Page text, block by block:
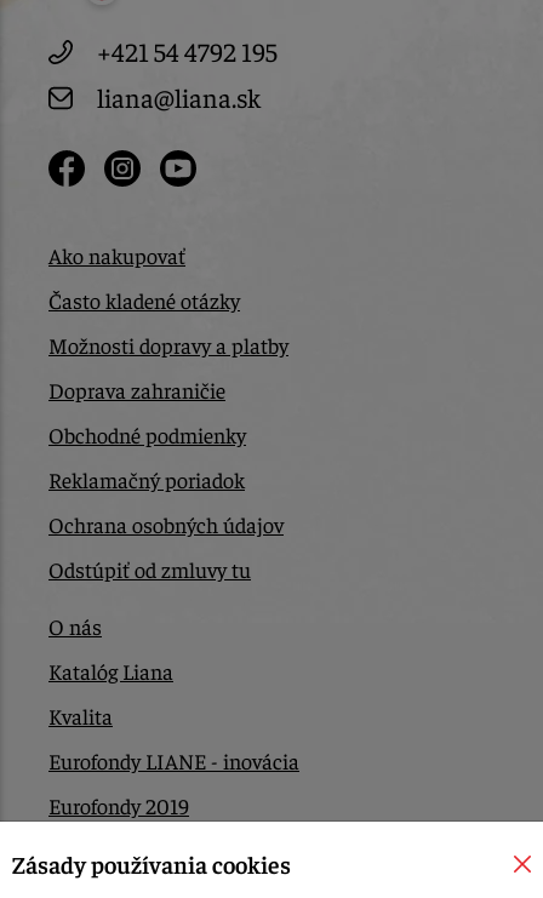
+421 54 4792 195
liana@liana.sk
Ako nakupovať
Často kladené otázky
Možnosti dopravy a platby
Doprava zahraničie
Obchodné podmienky
Reklamačný poriadok
Ochrana osobných údajov
Odstúpiť od zmluvy tu
O nás
Katalóg Liana
Kvalita
Eurofondy LIANE - inovácia
Eurofondy 2019
Eurofondy 2022/2023
Zásady používania cookies